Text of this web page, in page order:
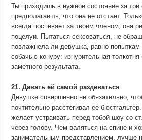
Ты приходишь в нужное состояние за три
предполагаешь, что она не отстает.
всегда поспевает за твоим членом, она
поцелуи. Пытаться сексоваться, не
повлажнела ли девушка, равно
собачью конуру: изнурительная толкотня
заметного результата.
21. Давать ей самой раздеваться
Девушке совершенно не обязательно,
почтительно расстегивал ее
желает устраивать перед тобой шоу со
через голову. Чем валяться на спине и
занимательным представлением, лучше